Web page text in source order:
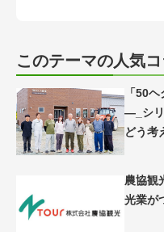
このテーマの人気
「50ヘ
―_シリ
どう考
農協観
光業が